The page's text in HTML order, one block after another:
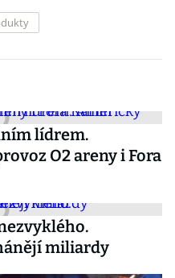
lídrem.
O2 areny i Fora
miliardy